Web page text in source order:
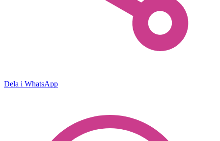
Dela i WhatsApp